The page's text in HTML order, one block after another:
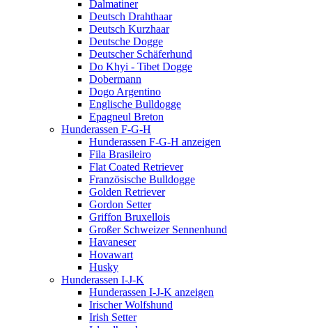
Dalmatiner
Deutsch Drahthaar
Deutsch Kurzhaar
Deutsche Dogge
Deutscher Schäferhund
Do Khyi - Tibet Dogge
Dobermann
Dogo Argentino
Englische Bulldogge
Epagneul Breton
Hunderassen F-G-H
Hunderassen F-G-H anzeigen
Fila Brasileiro
Flat Coated Retriever
Französische Bulldogge
Golden Retriever
Gordon Setter
Griffon Bruxellois
Großer Schweizer Sennenhund
Havaneser
Hovawart
Husky
Hunderassen I-J-K
Hunderassen I-J-K anzeigen
Irischer Wolfshund
Irish Setter